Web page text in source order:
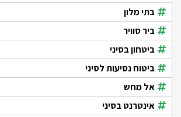
בתי מלון
ביר סוויר
ביטחון בסיני
ביטוח נסיעות לסיני
אל מחש
אינטרנט בסיני